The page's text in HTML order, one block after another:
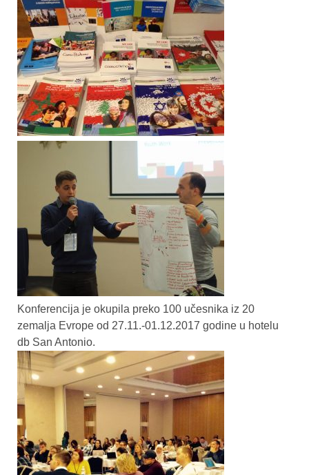
Konferencija je okupila preko 100 učesnika iz 20
zemalja Evrope od 27.11.-01.12.2017 godine u hotelu
db San Antonio.